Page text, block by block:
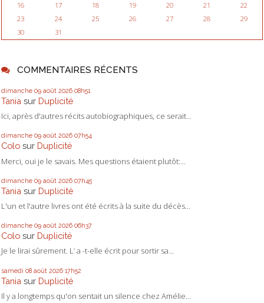
16
17 18 19 20 21
22
23
24 25 26 27 28
29
30
31
COMMENTAIRES RÉCENTS
dimanche 09 août 2026 08h51
Tania sur Duplicité
Ici, après d'autres récits autobiographiques, ce serait...
dimanche 09 août 2026 07h54
Colo sur Duplicité
Merci, oui je le savais. Mes questions étaient plutôt:...
dimanche 09 août 2026 07h45
Tania sur Duplicité
L'un et l'autre livres ont été écrits à la suite du décès...
dimanche 09 août 2026 06h37
Colo sur Duplicité
Je le lirai sûrement. L’ a -t-elle écrit pour sortir sa...
samedi 08 août 2026 17h52
Tania sur Duplicité
Il y a longtemps qu'on sentait un silence chez Amélie...